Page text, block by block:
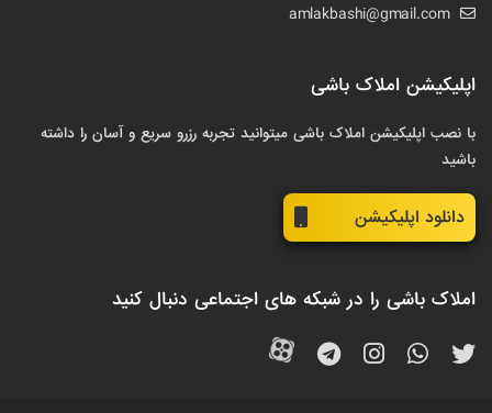
amlakbashi@gmail.com
اپلیکیشن املاک باشی
با نصب اپلیکیشن املاک باشی میتوانید تجربه رزرو سریع و آسان را داشته
باشید
دانلود اپلیکیشن
املاک باشی را در شبکه های اجتماعی دنبال کنید